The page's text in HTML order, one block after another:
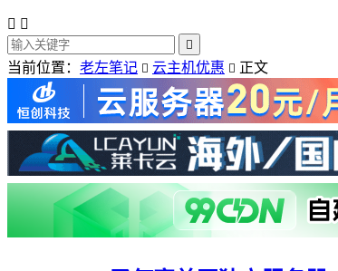
 

当前位置： 老左笔记  云主机优惠  正文